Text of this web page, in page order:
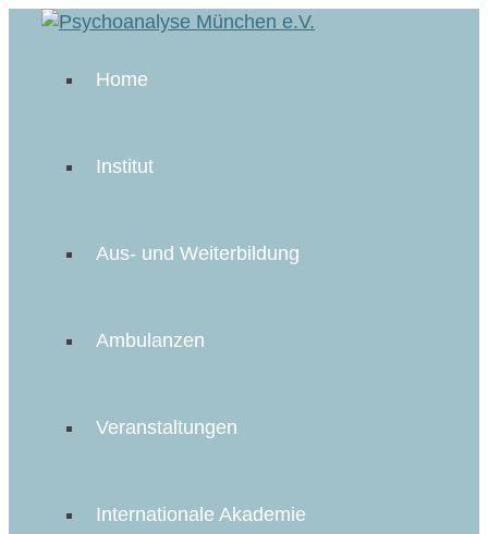
Home
Institut
Aus- und Weiterbildung
Ambulanzen
Veranstaltungen
Internationale Akademie